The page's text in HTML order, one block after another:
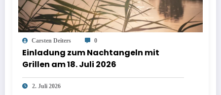
Carsten Deiters 0
Einladung zum Nachtangeln mit
Grillen am 18. Juli 2026
2. Juli 2026